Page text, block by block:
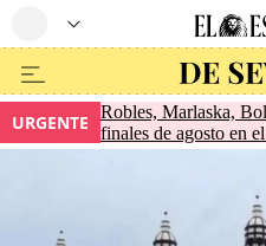
URGENTE
Robles, Marlaska,
finales de agosto en